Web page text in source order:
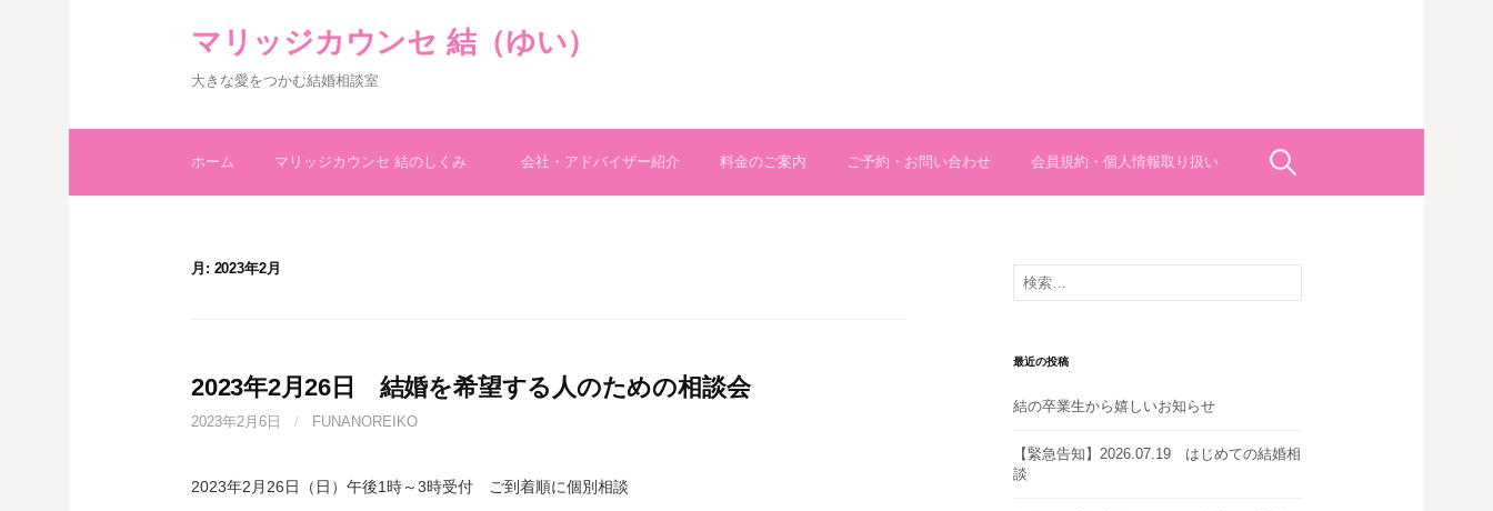
マリッジカウンセ 結（ゆい）
大きな愛をつかむ結婚相談室
ホーム マリッジカウンセ 結のしくみ 会社・アドバイザー紹介 料金のご案内 ご予約・お問い合わせ 会員規約・個人情報取り扱い 検
月: 2023年2月
2023年2月26日 結婚を希望する人のための相談会
2023年2月6日 / FUNANOREIKO
2023年2月26日（日）午後1時～3時受付 ご到着順に個別相談
検
索:
最近の投稿
結の卒業生から嬉しいお知らせ
【緊急告知】2026.07.19 はじめての結婚相
談